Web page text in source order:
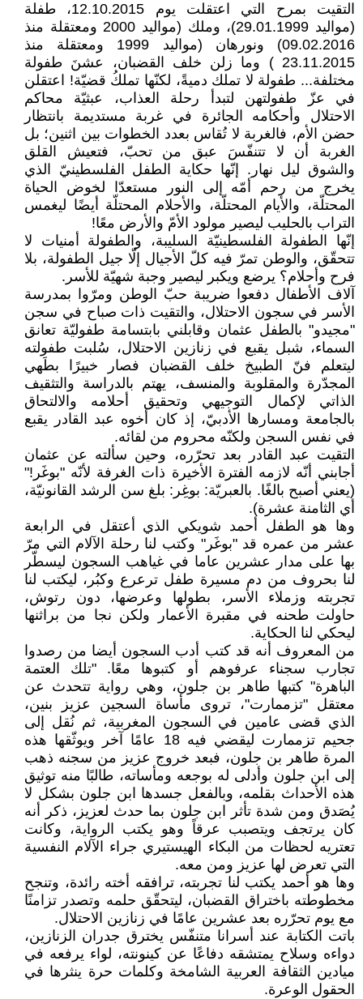
التقيت بمرح التي اعتقلت يوم 12.10.2015، طفلة
(مواليد 29.01.1999)، وملك (مواليد 2000 ومعتقلة منذ
09.02.2016) ونورهان (مواليد 1999 ومعتقلة منذ
23.11.2015 ) وما زلن خلف القضبان، عشنَ طفولة
مختلفة... طفولة لا تملك دميةً، لكنّها تملكُ قضيّة! اعتقلن
في عزّ طفولتهن لتبدأ رحلة العذاب، عبثيّة محاكم
الاحتلال وأحكامه الجائرة في غربة مستديمة بانتظار
حضن الأم، فالغربة لا تُقاس بعدد الخطوات بين اثنين؛ بل
الغربة أن لا تتنفّسَ عبق من تحبّ، فتعيش القلق
والشوق ليل نهار. إنّها حكاية الطفل الفلسطينيّ الذي
يخرج من رحم أمّه إلى النور مستعدّا لخوض الحياة
المحتلّة، والأيام المحتلّة، والأحلام المحتلّة أيضًا ليغمس
التراب بالحليب ليصير مولود الأمّ والأرض معًا!
إنّها الطفولة الفلسطينيّة السليبة، والطفولة أمنيات لا
تتحقّق، والوطن تمرّ فيه كلّ الأجيال إلّا جيل الطفولة، بلا
فرح وأحلام؟ يرضع ويكبر ليصير وجبة شهيّة للأسر.
آلاف الأطفال دفعوا ضريبة حبّ الوطن ومرّوا بمدرسة
الأسر في سجون الاحتلال، والتقيت ذات صباح في سجن
"مجيدو" بالطفل عثمان وقابلني بابتسامة طفوليّة تعانق
السماء، شبل يقبع في زنازين الاحتلال، سُلبت طفولته
ليتعلم فنّ الطبيخ خلف القضبان فصار خبيرًا بطَهي
المجدّرة والمقلوبة والمنسف، يهتم بالدراسة والتثقيف
الذاتي لإكمال التوجيهي وتحقيق أحلامه والالتحاق
بالجامعة ومسارها الأدبيّ، إذ كان أخوه عبد القادر يقبع
في نفس السجن ولكنّه محروم من لقائه.
التقيت عبد القادر بعد تحرّره، وحين سألته عن عثمان
أجابني أنّه لازمه الفترة الأخيرة ذات الغرفة لأنّه "بوغَر!"
(يعني أصبح بالغًا. بالعبريّة: بوغِر: بلغ سن الرشد القانونيّة،
أي الثامنة عشرة).
وها هو الطفل أحمد شويكي الذي أعتقل في الرابعة
عشر من عمره قد "بوغَر" وكتب لنا رحلة الآلام التي مرّ
بها على مدار عشرين عاما في غياهب السجون ليسطّر
لنا بحروف من دم مسيرة طفل ترعرع وكبُر، ليكتب لنا
تجربته وزملاء الأسر، بطولها وعرضها، دون رتوش،
حاولت طحنه في مقبرة الأعمار ولكن نجا من براثنها
ليحكي لنا الحكاية.
من المعروف أنه قد كتب أدب السجون أيضا من رصدوا
تجارب سجناء عرفوهم أو كتبوها معًا. "تلك العتمة
الباهرة" كتبها طاهر بن جلون، وهي رواية تتحدث عن
معتقل "تزممارت"، تروى مأساة السجين عزيز بنين،
الذي قضى عامين في السجون المغربية، ثم نُقل إلى
جحيم تزممارت ليقضي فيه 18 عامًا آخر ويوثّقها هذه
المرة طاهر بن جلون، فبعد خروج عزيز من سجنه ذهب
إلى ابن جلون وأدلى له بوجعه ومأساته، طالبًا منه توثيق
هذه الأحداث بقلمه، وبالفعل جسدها ابن جلون بشكل لا
يُصَدق ومن شدة تأثر ابن جلون بما حدث لعزيز، ذكر أنه
كان يرتجف ويتصبب عرقاً وهو يكتب الرواية، وكانت
تعتريه لحظات من البكاء الهيستيري جراء الآلام النفسية
التي تعرض لها عزيز ومن معه.
وها هو أحمد يكتب لنا تجربته، ترافقه أخته رائدة، وتنجح
مخطوطته باختراق القضبان، ليتحقّق حلمه وتصدر تزامنًا
مع يوم تحرّره بعد عشرين عامًا في زنازين الاحتلال.
باتت الكتابة عند أسرانا متنفّس يخترق جدران الزنازين،
دواءه وسلاح يمتشقه دفاعًا عن كينونته، لواء يرفعه في
ميادين الثقافة العربية الشامخة وكلمات حرة ينثرها في
الحقول الوعرة.